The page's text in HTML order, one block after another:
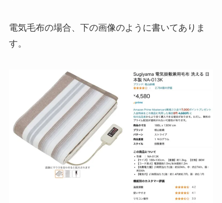
電気毛布の場合、下の画像のように書いてありま
す。